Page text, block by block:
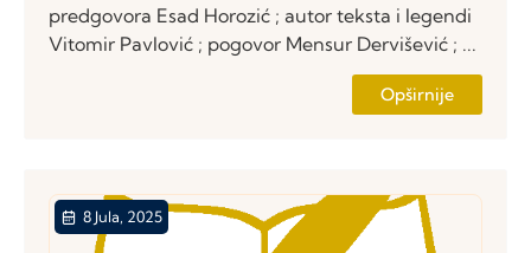
predgovora Esad Horozić ; autor teksta i legendi
Vitomir Pavlović ; pogovor Mensur Dervišević ; ...
Opširnije
8 Jula, 2025